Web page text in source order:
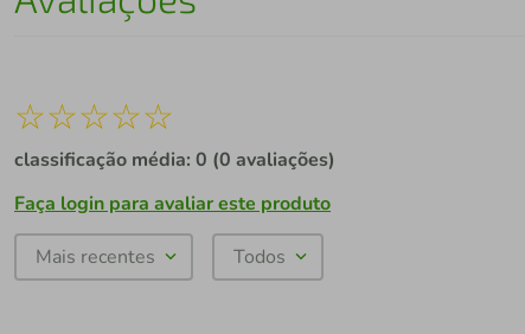
☆☆☆☆☆
classificação média: 0 (0 avaliações)
Faça login para avaliar este produto
Mais recentes Todos